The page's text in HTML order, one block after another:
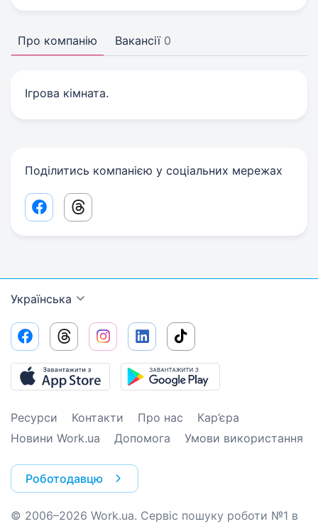
Про компанію Вакансії 0
Ігрова кімната.
Поділитись компанією у соціальних мережах
Facebook share link
Threads share link
Українська
Ресурси Контакти Про нас
Кар’єра
Новини Work.ua
Допомога Умови використання
Роботодавцю
© 2006–2026 Work.ua. Сервіс пошуку роботи №1 в